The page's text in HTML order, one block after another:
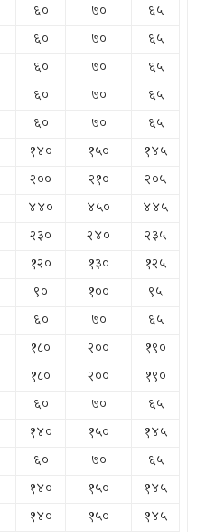
६० ७०
६५
६० ७०
६५
६० ७०
६५
६० ७०
६५
६० ७०
६५
१४० १५०
१४५
२०० २१०
२०५
४४० ४५०
४४५
२३० २४०
२३५
१२० १३०
१२५
९० १००
९५
६० ७०
६५
१८० २००
१९०
१८० २००
१९०
६० ७०
६५
१४० १५०
१४५
६० ७०
६५
१४० १५०
१४५
१४० १५० १४५